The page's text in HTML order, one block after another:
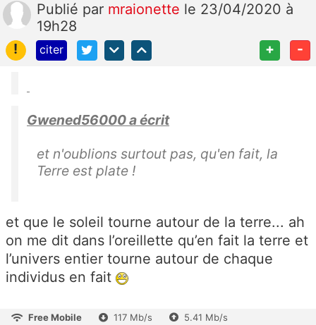
Publié par mraionette le 23/04/2020 à
19h28
!
citer + -
Gwened56000 a écrit
et n'oublions surtout pas, qu'en fait, la
Terre est plate !
et que le soleil tourne autour de la terre... ah
on me dit dans l’oreillette qu’en fait la terre et
l’univers entier tourne autour de chaque
individus en fait
Free Mobile 117 Mb/s 5.41 Mb/s